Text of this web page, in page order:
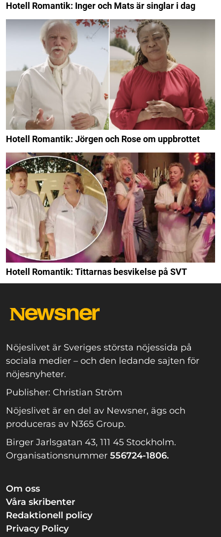
Hotell Romantik: Inger och Mats är singlar i dag
Hotell Romantik: Jörgen och Rose om uppbrottet
Hotell Romantik: Tittarnas besvikelse på SVT
Nöjeslivet är Sveriges största nöjessida på
sociala medier – och den ledande sajten för
nöjesnyheter.
Publisher: Christian Ström
Nöjeslivet är en del av Newsner, ägs och
produceras av N365 Group.
Birger Jarlsgatan 43, 111 45 Stockholm.
Organisationsnummer 556724-1806.
Om oss
Våra skribenter
Redaktionell policy
Privacy Policy